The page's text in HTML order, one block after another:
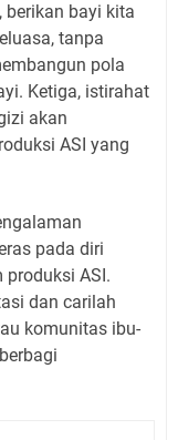
berikan bayi kita
tanpa
pola
Ketiga, istirahat
akan
ASI yang
pada diri
ASI.
dan carilah
komunitas ibu-